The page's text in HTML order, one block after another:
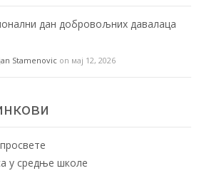
дан добровољних давалаца
Stamenovic on мај 12, 2026
у средње школе